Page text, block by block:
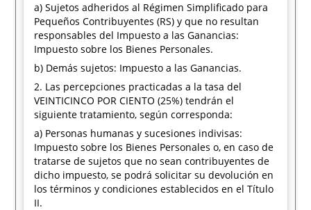
a) Sujetos adheridos al Régimen Simplificado para
Pequeños Contribuyentes (RS) y que no resultan
responsables del Impuesto a las Ganancias:
Impuesto sobre los Bienes Personales.
b) Demás sujetos: Impuesto a las Ganancias.
2. Las percepciones practicadas a la tasa del
VEINTICINCO POR CIENTO (25%) tendrán el
siguiente tratamiento, según corresponda:
a) Personas humanas y sucesiones indivisas:
Impuesto sobre los Bienes Personales o, en caso de
tratarse de sujetos que no sean contribuyentes de
dicho impuesto, se podrá solicitar su devolución en
los términos y condiciones establecidos en el Título
II.